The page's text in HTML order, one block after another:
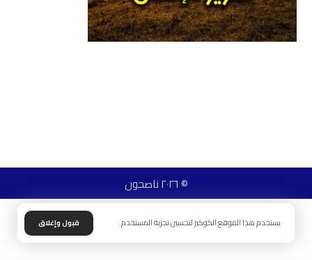
© ٢٠٢٦ ناصحون
يستخدم هذا الموقع الكوكيز لتحسين تجربة المستخدم. قبول وإغلاق